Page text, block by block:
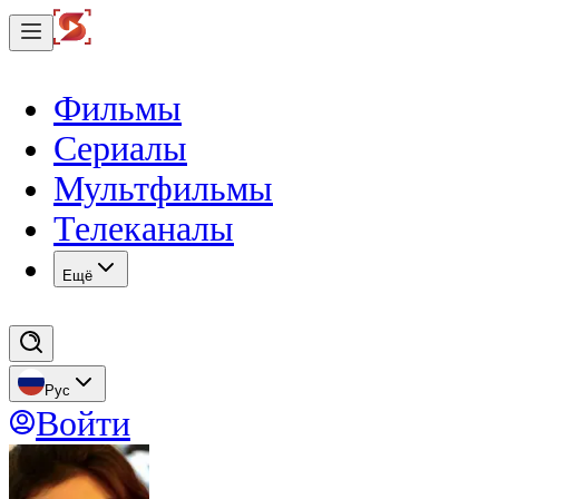
Фильмы
Сериалы
Мультфильмы
Телеканалы
Eщё
Рус
Войти